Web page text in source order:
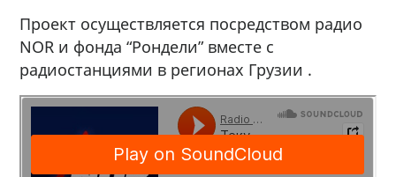
Проект осуществляется посредством радио
NOR и фонда “Рондели” вместе с
радиостанциями в регионах Грузии .